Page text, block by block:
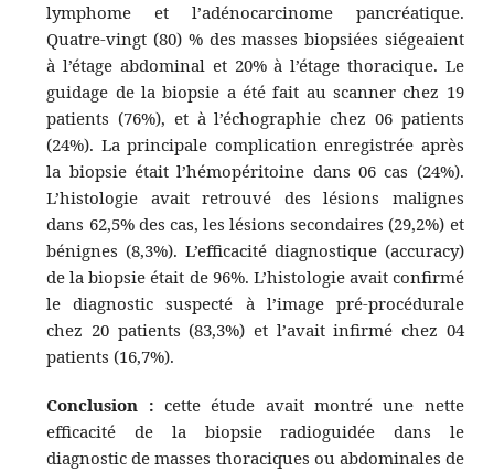
lymphome et l’adénocarcinome pancréatique.
Quatre-vingt (80) % des masses biopsiées siégeaient
à l’étage abdominal et 20% à l’étage thoracique. Le
guidage de la biopsie a été fait au scanner chez 19
patients (76%), et à l’échographie chez 06 patients
(24%). La principale complication enregistrée après
la biopsie était l’hémopéritoine dans 06 cas (24%).
L’histologie avait retrouvé des lésions malignes
dans 62,5% des cas, les lésions secondaires (29,2%) et
bénignes (8,3%). L’efficacité diagnostique (accuracy)
de la biopsie était de 96%. L’histologie avait confirmé
le diagnostic suspecté à l’image pré-procédurale
chez 20 patients (83,3%) et l’avait infirmé chez 04
patients (16,7%).
Conclusion :cette étude avait montré une nette
efficacité de la biopsie radioguidée dans le
diagnostic de masses thoraciques ou abdominales de